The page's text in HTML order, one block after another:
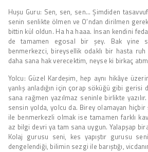
Huşu Guru: Sen, sen, sen… Şimdiden
senin senlikte ölmen ve O’ndan dirilmen
bittin kül oldun. Ha ha haaa. İnsan kendini
de tamamen egosal bir şey. Bak yine
benmerkezci, bireysellik odaklı bir hasta ruh
daha sana hak verecektim, neyse ki birkaç
Yolcu: Güzel Kardeşim, hep aynı hikâye
yanlış anladığın için çorap söküğü gibi gerisi
sana rağmen yazılmaz seninle birlikte
sensin yolda, yolcu da. Birey olamayan
ile benmerkezli olmak ise tamamen farklı
az bilgi devri ya tam sana uygun. Yalapşap
Kolaj gurusu seni, kes yapıştır gurusu
dengelendiği, bilimin sezgi ile barıştığı,